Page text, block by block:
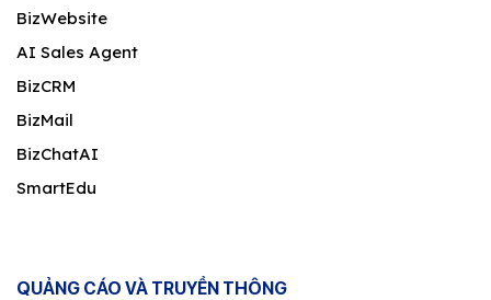
BizWebsite
AI Sales Agent
BizCRM
BizMail
BizChatAI
SmartEdu
QUẢNG CÁO VÀ TRUYỀN THÔNG